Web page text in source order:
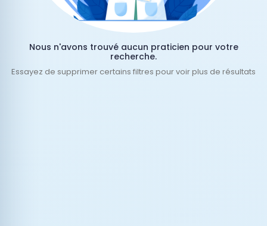
Nous n'avons trouvé aucun praticien pour votre
recherche.
Essayez de supprimer certains filtres pour voir plus de résultats